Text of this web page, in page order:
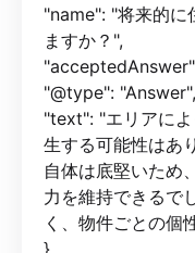
"name": "将来的に
ますか？",
"@type": "Answer",
"text": "エリアに
生する可能性はあ
自体は底堅いため
力を維持できるで
く、物件ごとの個
}